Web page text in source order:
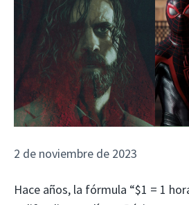
2 de noviembre de 2023
Hace años, la fórmula “$1 = 1